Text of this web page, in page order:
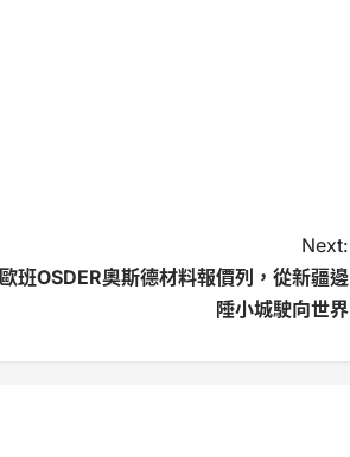
Next:
班OSDER奧斯德材料報價列，從新疆邊
陲小城駛向世界